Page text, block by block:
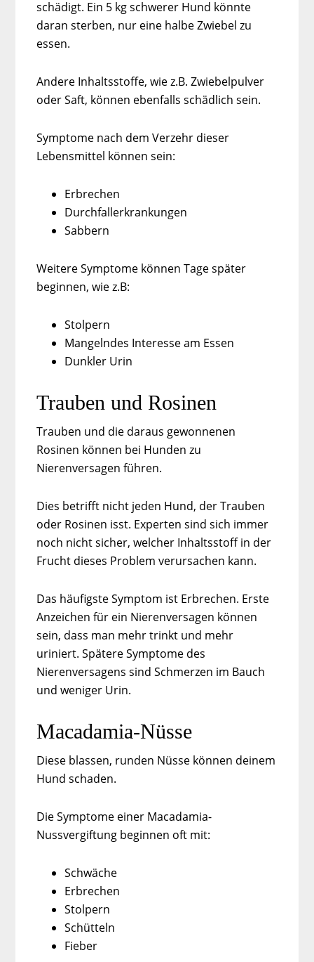
schädigt. Ein 5 kg schwerer Hund könnte
daran sterben, nur eine halbe Zwiebel zu
essen.
Andere Inhaltsstoffe, wie z.B. Zwiebelpulver
oder Saft, können ebenfalls schädlich sein.
Symptome nach dem Verzehr dieser
Lebensmittel können sein:
Erbrechen
Durchfallerkrankungen
Sabbern
Weitere Symptome können Tage später
beginnen, wie z.B:
Stolpern
Mangelndes Interesse am Essen
Dunkler Urin
Trauben und Rosinen
Trauben und die daraus gewonnenen
Rosinen können bei Hunden zu
Nierenversagen führen.
Dies betrifft nicht jeden Hund, der Trauben
oder Rosinen isst. Experten sind sich immer
noch nicht sicher, welcher Inhaltsstoff in der
Frucht dieses Problem verursachen kann.
Das häufigste Symptom ist Erbrechen. Erste
Anzeichen für ein Nierenversagen können
sein, dass man mehr trinkt und mehr
uriniert. Spätere Symptome des
Nierenversagens sind Schmerzen im Bauch
und weniger Urin.
Macadamia-Nüsse
Diese blassen, runden Nüsse können deinem
Hund schaden.
Die Symptome einer Macadamia-
Nussvergiftung beginnen oft mit:
Schwäche
Erbrechen
Stolpern
Schütteln
Fieber